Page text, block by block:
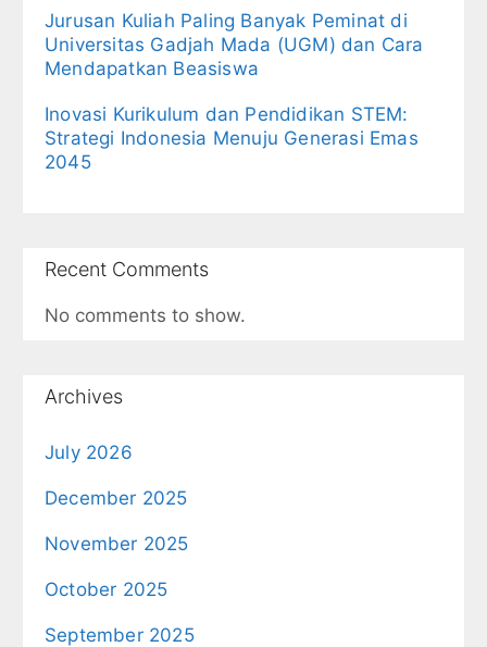
Jurusan Kuliah Paling Banyak Peminat di
Universitas Gadjah Mada (UGM) dan Cara
Mendapatkan Beasiswa
Inovasi Kurikulum dan Pendidikan STEM:
Strategi Indonesia Menuju Generasi Emas
2045
Recent Comments
No comments to show.
Archives
July 2026
December 2025
November 2025
October 2025
September 2025